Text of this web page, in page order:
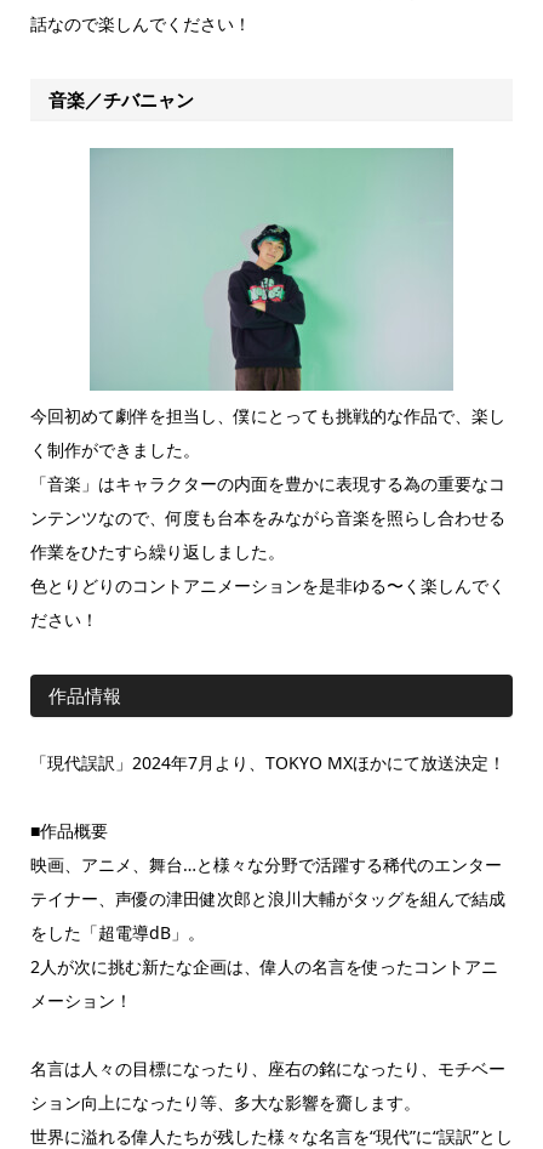
話なので楽しんでください！
音楽／チバニャン
今回初めて劇伴を担当し、僕にとっても挑戦的な作品で、楽し
く制作ができました。
「音楽」はキャラクターの内面を豊かに表現する為の重要なコ
ンテンツなので、何度も台本をみながら音楽を照らし合わせる
作業をひたすら繰り返しました。
色とりどりのコントアニメーションを是非ゆる〜く楽しんでく
ださい！
作品情報
「現代誤訳」2024年7月より、TOKYO MXほかにて放送決定！
■作品概要
映画、アニメ、舞台…と様々な分野で活躍する稀代のエンター
テイナー、声優の津田健次郎と浪川大輔がタッグを組んで結成
をした「超電導dB」。
2人が次に挑む新たな企画は、偉人の名言を使ったコントアニ
メーション！
名言は人々の目標になったり、座右の銘になったり、モチベー
ション向上になったり等、多大な影響を齎します。
世界に溢れる偉人たちが残した様々な名言を“現代”に“誤訳”とし